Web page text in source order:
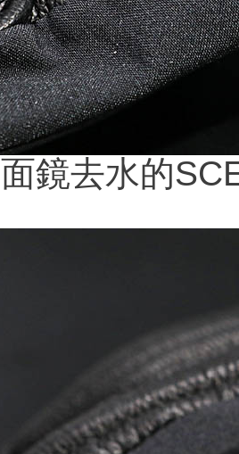
面鏡去水的